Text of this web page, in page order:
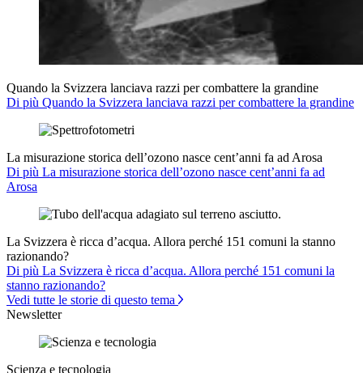
Quando la Svizzera lanciava razzi per combattere la grandine
Di più Quando la Svizzera lanciava razzi per combattere la grandine
La misurazione storica dell’ozono nasce cent’anni fa ad Arosa
Di più La misurazione storica dell’ozono nasce cent’anni fa ad
Arosa
La Svizzera è ricca d’acqua. Allora perché 151 comuni la stanno
razionando?
Di più La Svizzera è ricca d’acqua. Allora perché 151 comuni la
stanno razionando?
Vedi tutte le storie di questo tema
Newsletter
Scienza e tecnologia